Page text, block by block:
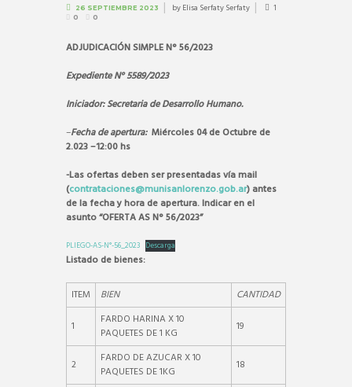
26 SEPTIEMBRE 2023 byElisa Serfaty Serfaty 1
0 0
ADJUDICACIÓN SIMPLE N° 56/2023
Expediente N° 5589/2023
Iniciador: Secretaria de Desarrollo Humano.
–Fecha de apertura:Miércoles 04de Octubre de
2.023 –12:00 hs
-Las ofertas deben ser presentadas vía mail
(contrataciones@munisanlorenzo.gob.ar) antes
de la fecha y hora de apertura. Indicar en el
asunto “OFERTA AS N° 56/2023”
PLIEGO-AS-N°-56_2023 Descarga
Listado de bienes:
ITEM BIEN
CANTIDAD
1
FARDO HARINA X 10
PAQUETES DE 1 KG
19
2
FARDO DE AZUCAR X 10
PAQUETES DE 1KG
18